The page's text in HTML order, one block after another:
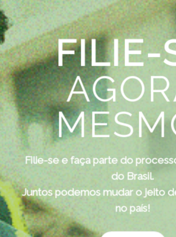
FILIE-
Filie-se e faça parte do
do Brasil.
Juntos podemos mudar o jeito
no país!